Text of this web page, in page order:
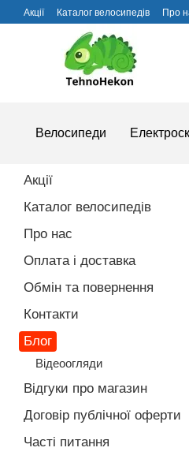
Перейти до основного контенту
Акції Каталог велосипедів Про
Велосипеди
Акції
Каталог велосипедів
Про нас
Оплата і доставка
Обмін та повернення
Контакти
Блог
Відеоогляди
Відгуки про магазин
Договір публічної оферти
Часті питання